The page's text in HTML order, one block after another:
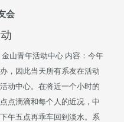
会
青年活动中心 内容：今年
，因此当天所有系友在活动
动中心。在将近一个小时的
点滴滴和每个人的近况，中
午五点再乖车回到淡水。系